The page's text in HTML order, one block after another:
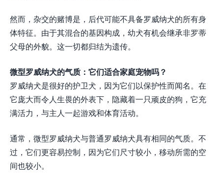
然而，杂交的赌博是，后代可能不具备罗威纳犬的所有身
体特征。由于其混合的基因构成，幼犬有机会继承非罗蒂
父母的外貌。这一切都归结为遗传。
微型罗威纳犬的气质：它们适合家庭宠物吗？
罗威纳犬是很好的护卫犬，因为它们以保护性而闻名。在
它庞大而令人生畏的外表下，隐藏着一只顽皮的狗，它充
满活力，与主人一起游戏和体育活动。
通常，微型罗威纳犬与普通罗威纳犬具有相同的气质。不
过，它们更容易控制，因为它们尺寸较小，移动所需的空
间也较小。